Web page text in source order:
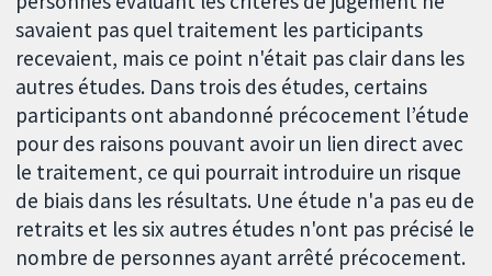
savaient pas quel traitement les participants
recevaient, mais ce point n'était pas clair dans les
autres études. Dans trois des études, certains
participants ont abandonné précocement l’étude
pour des raisons pouvant avoir un lien direct avec
le traitement, ce qui pourrait introduire un risque
de biais dans les résultats. Une étude n'a pas eu de
retraits et les six autres études n'ont pas précisé le
nombre de personnes ayant arrêté précocement.